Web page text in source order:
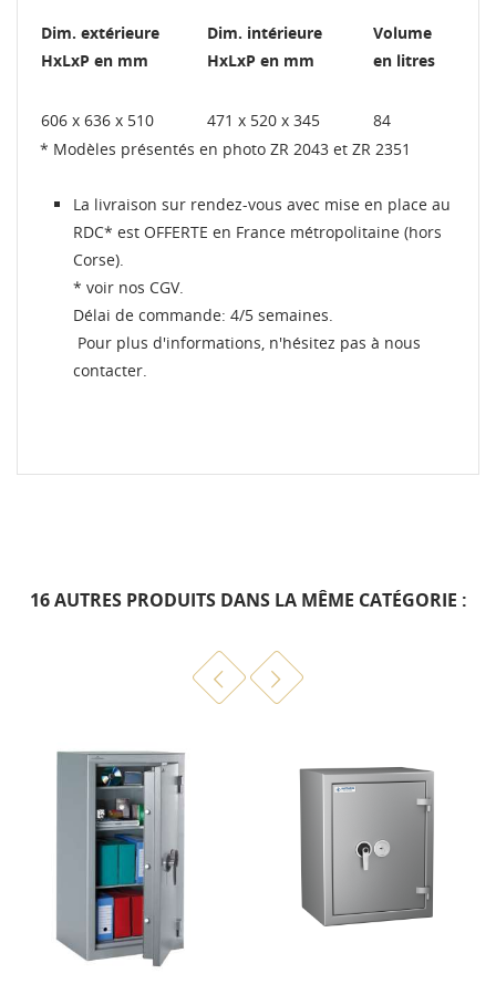
Dim. extérieure
HxLxP en mm
Dim. intérieure
HxLxP en mm
Volume
en litres
606 x 636 x 510 471 x 520 x 345
84
* Modèles présentés en photo ZR 2043 et ZR 2351
La livraison sur rendez-vous avec mise en place au
RDC* est OFFERTE en France métropolitaine (hors
Corse).
* voir nos CGV.
Délai de commande: 4/5 semaines.
Pour plus d'informations, n'hésitez pas à nous
contacter.
16 AUTRES PRODUITS DANS LA MÊME CATÉGORIE :